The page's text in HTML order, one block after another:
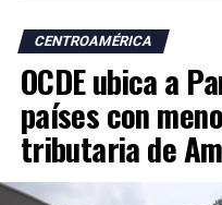
CENTROAMÉRICA
OCDE ubica a
países con
tributaria de